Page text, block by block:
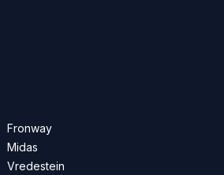
Fronway
Midas
Vredestein